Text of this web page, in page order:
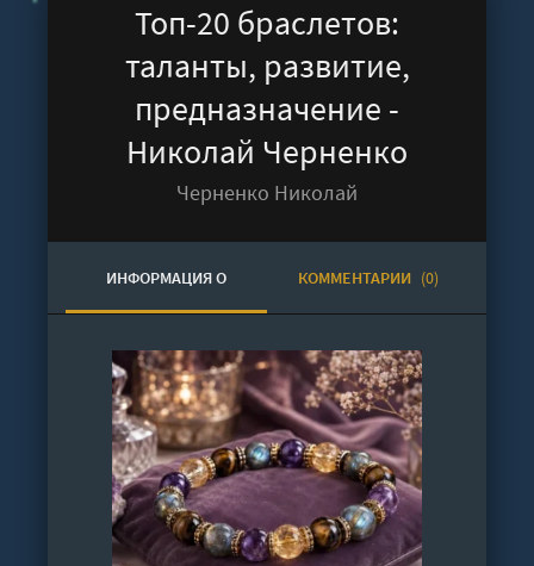
Топ-20 браслетов:
таланты, развитие,
предназначение -
Николай Черненко
Черненко Николай
ИНФОРМАЦИЯ О
АУДИОКНИГЕ
КОММЕНТАРИИ (0)